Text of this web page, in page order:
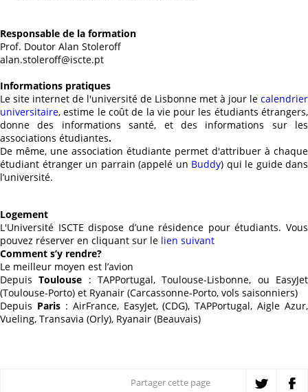
Responsable de la formation
Prof. Doutor Alan Stoleroff
alan.stoleroff@iscte.pt
Informations pratiques
Le site internet de l'université de Lisbonne met à jour le calendrier
universitaire, estime le coût de la vie pour les étudiants étrangers,
donne des informations santé, et des informations sur les
associations étudiantes.
De même, une association étudiante permet d'attribuer à chaque
étudiant étranger un parrain (appelé un Buddy) qui le guide dans
l’université.
Logement
L'Université ISCTE dispose d’une résidence pour étudiants. Vous
pouvez réserver en cliquant sur le lien suivant
Comment s’y rendre?
Le meilleur moyen est l’avion
DepuisToulouse : TAPPortugal, Toulouse-Lisbonne, ou EasyJet
(Toulouse-Porto) et Ryanair (Carcassonne-Porto, vols saisonniers)
Depuis Paris: AirFrance, EasyJet, (CDG), TAPPortugal, Aigle Azur,
Vueling, Transavia (Orly), Ryanair (Beauvais)
Partager cette page